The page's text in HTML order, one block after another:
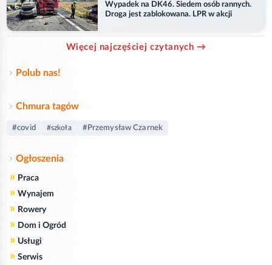
Wypadek na DK46. Siedem osób rannych.
Droga jest zablokowana. LPR w akcji
Więcej najczęściej czytanych →
Polub nas!
Chmura tagów
#covid #szkoła #Przemysław Czarnek
Ogłoszenia
» Praca
» Wynajem
» Rowery
» Dom i Ogród
» Usługi
» Serwis